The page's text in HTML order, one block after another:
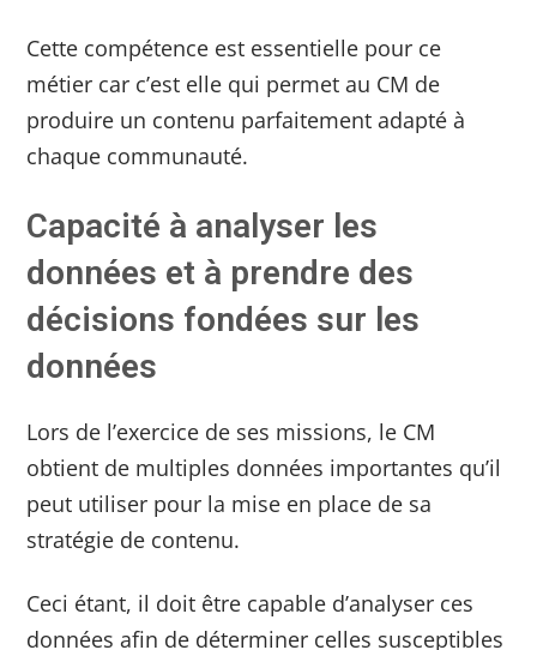
Cette compétence est essentielle pour ce
métier car c’est elle qui permet au CM de
produire un contenu parfaitement adapté à
chaque communauté.
Capacité à analyser les
données et à prendre des
décisions fondées sur les
données
Lors de l’exercice de ses missions, le CM
obtient de multiples données importantes qu’il
peut utiliser pour la mise en place de sa
stratégie de contenu.
Ceci étant, il doit être capable d’analyser ces
données afin de déterminer celles susceptibles